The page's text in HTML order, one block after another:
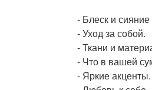
- Блеск и
- Уход за собой.
- Ткани и
- Что в вашей
- Яркие акценты.